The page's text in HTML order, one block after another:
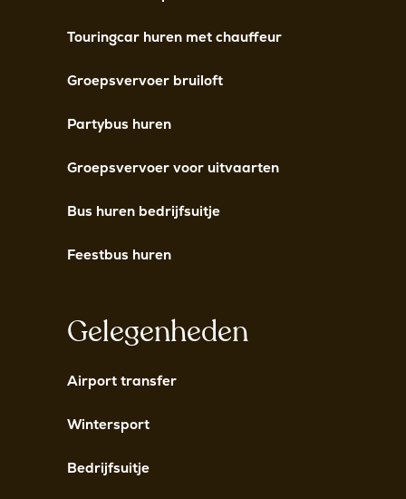
Touringcar huren met chauffeur
Groepsvervoer bruiloft
Partybus huren
Groepsvervoer voor uitvaarten
Bus huren bedrijfsuitje
Feestbus huren
Gelegenheden
Airport transfer
Wintersport
Bedrijfsuitje